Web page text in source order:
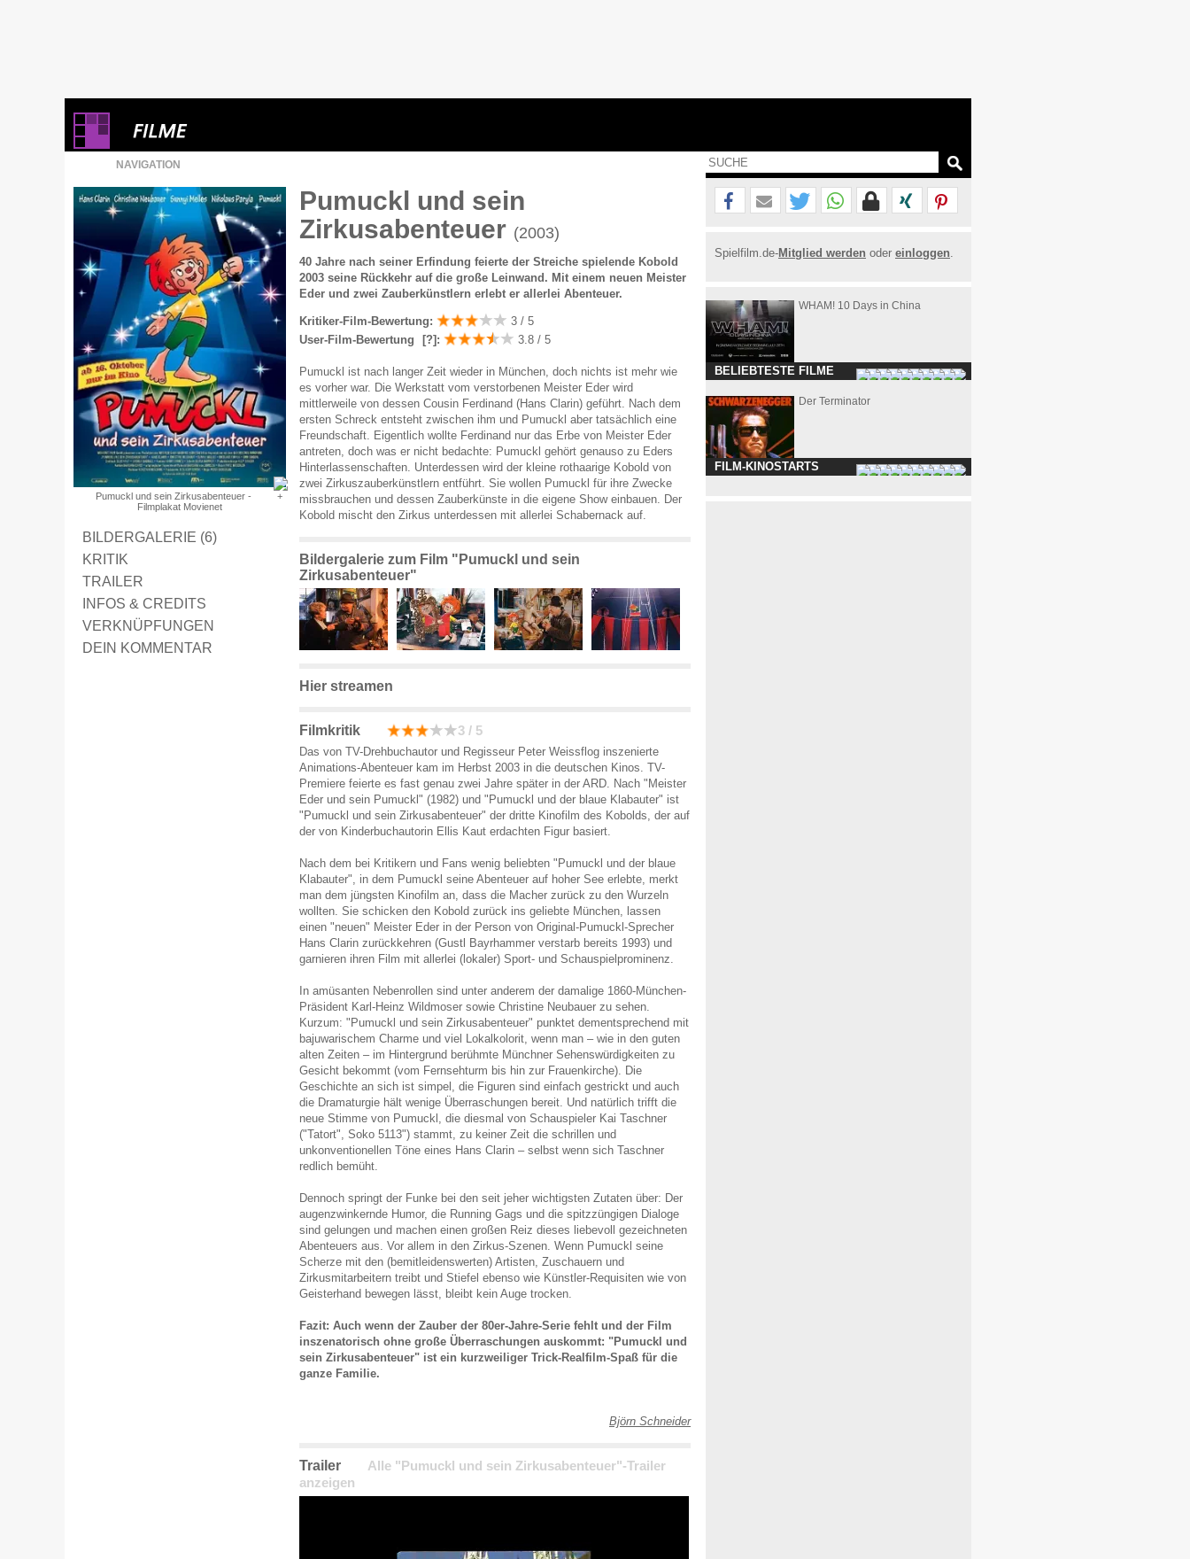
NAVIGATION
Pumuckl und sein Zirkusabenteuer -
Filmplakat Movienet
BILDERGALERIE (6)
KRITIK
TRAILER
INFOS & CREDITS
VERKNÜPFUNGEN
DEIN KOMMENTAR
Pumuckl und sein
Zirkusabenteuer (2003)
40 Jahre nach seiner Erfindung feierte der Streiche spielende Kobold
2003 seine Rückkehr auf die große Leinwand. Mit einem neuen Meister
Eder und zwei Zauberkünstlern erlebt er allerlei Abenteuer.
Kritiker-Film-Bewertung:
3 / 5
User-Film-Bewertung
[?] : 3.8 / 5
Pumuckl ist nach langer Zeit wieder in München, doch nichts ist mehr wie
es vorher war. Die Werkstatt vom verstorbenen Meister Eder wird
mittlerweile von dessen Cousin Ferdinand (Hans Clarin) geführt. Nach dem
ersten Schreck entsteht zwischen ihm und Pumuckl aber tatsächlich eine
Freundschaft. Eigentlich wollte Ferdinand nur das Erbe von Meister Eder
antreten, doch was er nicht bedachte: Pumuckl gehört genauso zu Eders
Hinterlassenschaften. Unterdessen wird der kleine rothaarige Kobold von
zwei Zirkuszauberkünstlern entführt. Sie wollen Pumuckl für ihre Zwecke
missbrauchen und dessen Zauberkünste in die eigene Show einbauen. Der
Kobold mischt den Zirkus unterdessen mit allerlei Schabernack auf.
Bildergalerie zum Film "Pumuckl und sein
Zirkusabenteuer"
Hier streamen
Filmkritik 3 / 5
Das von TV-Drehbuchautor und Regisseur Peter Weissflog inszenierte
Animations-Abenteuer kam im Herbst 2003 in die deutschen Kinos. TV-
Premiere feierte es fast genau zwei Jahre später in der ARD. Nach "Meister
Eder und sein Pumuckl" (1982) und "Pumuckl und der blaue Klabauter" ist
"Pumuckl und sein Zirkusabenteuer" der dritte Kinofilm des Kobolds, der auf
der von Kinderbuchautorin Ellis Kaut erdachten Figur basiert.
Nach dem bei Kritikern und Fans wenig beliebten "Pumuckl und der blaue
Klabauter", in dem Pumuckl seine Abenteuer auf hoher See erlebte, merkt
man dem jüngsten Kinofilm an, dass die Macher zurück zu den Wurzeln
wollten. Sie schicken den Kobold zurück ins geliebte München, lassen
einen "neuen" Meister Eder in der Person von Original-Pumuckl-Sprecher
Hans Clarin zurückkehren (Gustl Bayrhammer verstarb bereits 1993) und
garnieren ihren Film mit allerlei (lokaler) Sport- und Schauspielprominenz.
In amüsanten Nebenrollen sind unter anderem der damalige 1860-München-
Präsident Karl-Heinz Wildmoser sowie Christine Neubauer zu sehen.
Kurzum: "Pumuckl und sein Zirkusabenteuer" punktet dementsprechend mit
bajuwarischem Charme und viel Lokalkolorit, wenn man – wie in den guten
alten Zeiten – im Hintergrund berühmte Münchner Sehenswürdigkeiten zu
Gesicht bekommt (vom Fernsehturm bis hin zur Frauenkirche). Die
Geschichte an sich ist simpel, die Figuren sind einfach gestrickt und auch
die Dramaturgie hält wenige Überraschungen bereit. Und natürlich trifft die
neue Stimme von Pumuckl, die diesmal von Schauspieler Kai Taschner
("Tatort", Soko 5113") stammt, zu keiner Zeit die schrillen und
unkonventionellen Töne eines Hans Clarin – selbst wenn sich Taschner
redlich bemüht.
Dennoch springt der Funke bei den seit jeher wichtigsten Zutaten über: Der
augenzwinkernde Humor, die Running Gags und die spitzzüngigen Dialoge
sind gelungen und machen einen großen Reiz dieses liebevoll gezeichneten
Abenteuers aus. Vor allem in den Zirkus-Szenen. Wenn Pumuckl seine
Scherze mit den (bemitleidenswerten) Artisten, Zuschauern und
Zirkusmitarbeitern treibt und Stiefel ebenso wie Künstler-Requisiten wie von
Geisterhand bewegen lässt, bleibt kein Auge trocken.
Fazit: Auch wenn der Zauber der 80er-Jahre-Serie fehlt und der Film
inszenatorisch ohne große Überraschungen auskommt: "Pumuckl und
sein Zirkusabenteuer" ist ein kurzweiliger Trick-Realfilm-Spaß für die
ganze Familie.
Björn Schneider
Trailer
Alle "Pumuckl und sein Zirkusabenteuer"-Trailer
anzeigen
Spielfilm.de-Mitglied werden oder einloggen.
WHAM! 10 Days in China
BELIEBTESTE FILME
Der Terminator
FILM-KINOSTARTS